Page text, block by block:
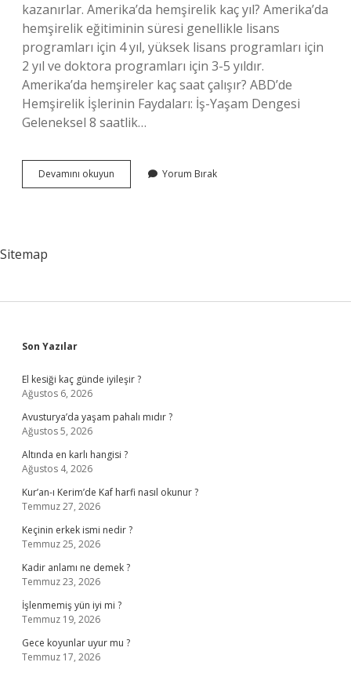
kazanırlar. Amerika’da hemşirelik kaç yıl? Amerika’da
hemşirelik eğitiminin süresi genellikle lisans
programları için 4 yıl, yüksek lisans programları için
2 yıl ve doktora programları için 3-5 yıldır.
Amerika’da hemşireler kaç saat çalışır? ABD’de
Hemşirelik İşlerinin Faydaları: İş-Yaşam Dengesi
Geleneksel 8 saatlik…
Devamını okuyun Amerikaya
Hemşire
Yorum Bırak
Sitemap
Sidebar
Son Yazılar
El kesiği kaç günde iyileşir ?
Ağustos 6, 2026
Avusturya’da yaşam pahalı mıdır ?
Ağustos 5, 2026
Altında en karlı hangisi ?
Ağustos 4, 2026
Kur’an-ı Kerim’de Kaf harfi nasıl okunur ?
Temmuz 27, 2026
Keçinin erkek ismi nedir ?
Temmuz 25, 2026
Kadir anlamı ne demek ?
Temmuz 23, 2026
İşlenmemiş yün iyi mi ?
Temmuz 19, 2026
Gece koyunlar uyur mu ?
Temmuz 17, 2026